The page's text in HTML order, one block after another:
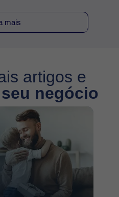
mais
artigos e
negócio